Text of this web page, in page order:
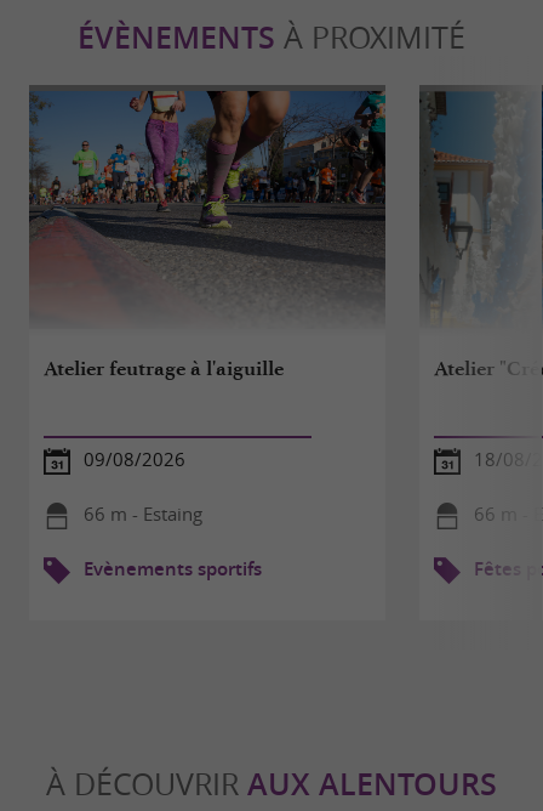
ÉVÈNEMENTS À PROXIMITÉ
Atelier feutrage à l'aiguille
09/08/2026
66 m - Estaing
Evènements sportifs
Atelier
18/08/
66 m -
Fêtes
À DÉCOUVRIR AUX ALENTOURS